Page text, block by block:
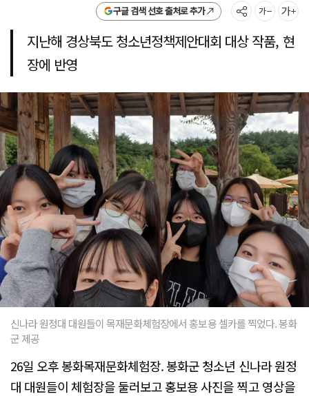
구글 검색 선호 출처로 추가
지난해 경상북도 청소년정책제안대회 대상 작품, 현
장에 반영
신나라 원정대 대원들이 목재문화체험장에서 홍보용 셀카를 찍었다. 봉화
군 제공
26일 오후 봉화목재문화체험장. 봉화군 청소년 신나라 원정
대 대원들이 체험장을 둘러보고 홍보용 사진을 찍고 영상을